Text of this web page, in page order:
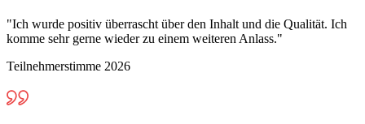
"Ich wurde positiv überrascht über den Inhalt und die Qualität. Ich
komme sehr gerne wieder zu einem weiteren Anlass."
Teilnehmerstimme 2026